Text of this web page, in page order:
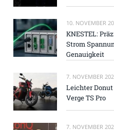
10. NOVEMBER
KNESTEL:
Strom
Genauigkeit
7. NOVEMBER
Leichter
Verge TS Pro
7. NOVEMBER